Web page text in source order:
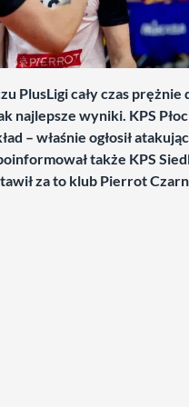
PlusLigi cały czas prężnie
najlepsze wyniki. KPS
– właśnie ogłosił
także KPS
za to klub Pierrot